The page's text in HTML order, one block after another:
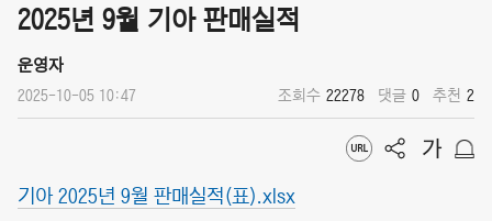
2025년 9월 기아 판매실적
운영자
2025-10-05 10:47 조회수 22278 댓글 0 추천 2
기아 2025년 9월 판매실적(표).xlsx